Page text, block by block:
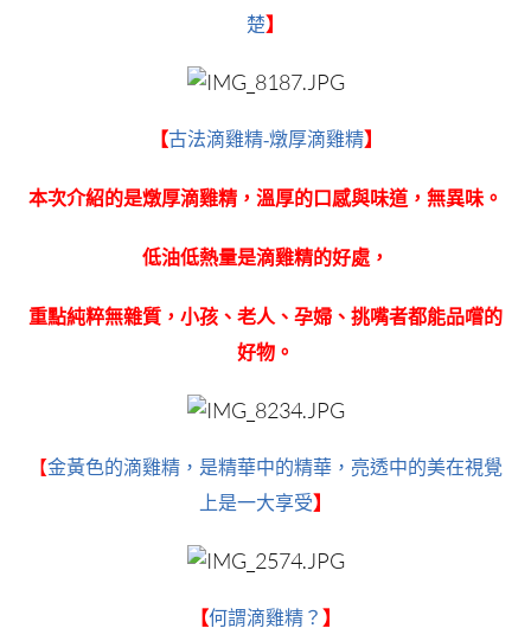
楚】
【古法滴雞精-燉厚滴雞精】
本次介紹的是燉厚滴雞精，溫厚的口感與味道，無異味。
低油低熱量是滴雞精的好處，
重點純粹無雜質，小孩、老人、孕婦、挑嘴者都能品嚐的
好物。
【金黃色的滴雞精，是精華中的精華，亮透中的美在視覺
上是一大享受】
【何謂滴雞精？ 】